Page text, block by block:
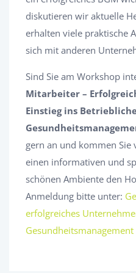
diskutieren wir aktuelle
erhalten viele praktische
sich mit anderen
Sind Sie am Workshop
Mitarbeiter –
Einstieg ins
gern an und kommen
einen informativen und
schönen Ambiente den
Anmeldung bitte unter:
erfolgreiches